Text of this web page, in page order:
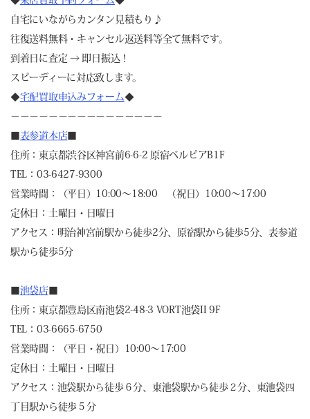
自宅にいながらカンタン見積もり♪
往復送料無料・キャンセル返送料等全て無料です。
到着日に査定 → 即日振込！
スピーディーに対応致します。
◆宅配買取申込みフォーム◆
－－－－－－－－－－－－－－－－
表参道本店
住所：東京都渋谷区神宮前6-6-2 原宿ベルピアB1F
TEL：03-6427-9300
営業時間：（平日）10:00～18:00 （祝日）10:00～17:00
定休日：土曜日・日曜日
アクセス：明治神宮前駅から徒歩2分、原宿駅から徒歩5分、表参道
駅から徒歩5分
池袋店
住所：東京都豊島区南池袋2-48-3 VORT池袋II 9F
TEL：03-6665-6750
営業時間：（平日・祝日）10:00～17:00
定休日：土曜日・日曜日
アクセス：池袋駅から徒歩６分、東池袋駅から徒歩２分、東池袋四
丁目駅から徒歩５分